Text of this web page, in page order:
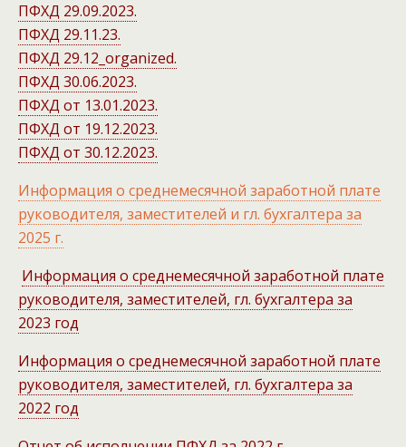
ПФХД 29.09.2023.
ПФХД 29.11.23.
ПФХД 29.12_organized.
ПФХД 30.06.2023.
ПФХД от 13.01.2023.
ПФХД от 19.12.2023.
ПФХД от 30.12.2023.
Информация о среднемесячной заработной плате
руководителя, заместителей и гл. бухгалтера за
2025 г.
Информация о среднемесячной заработной плате
руководителя, заместителей, гл. бухгалтера за
2023 год
Информация о среднемесячной заработной плате
руководителя, заместителей, гл. бухгалтера за
2022 год